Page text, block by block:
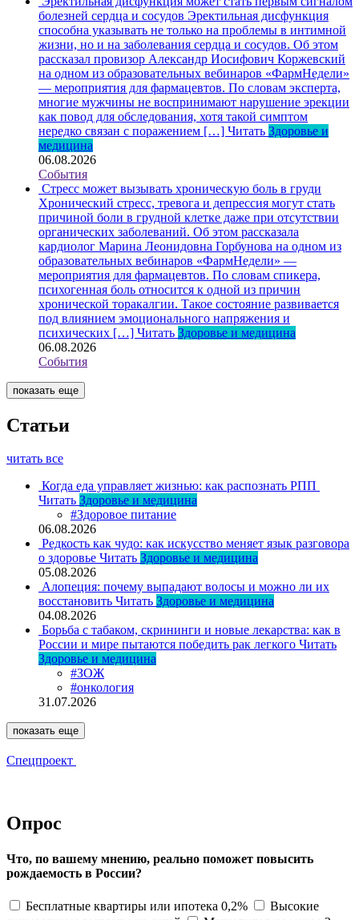
болезней сердца и сосудов Эректильная дисфункция
способна указывать не только на проблемы в интимной
жизни, но и на заболевания сердца и сосудов. Об этом
рассказал провизор Александр Иосифович Коржевский
на одном из образовательных вебинаров «ФармНедели»
— мероприятия для фармацевтов. По словам эксперта,
многие мужчины не воспринимают нарушение эрекции
как повод для обследования, хотя такой симптом
нередко связан с поражением […] Читать Здоровье и
медицина
06.08.2026
События
Стресс может вызывать хроническую боль в груди
Хронический стресс, тревога и депрессия могут стать
причиной боли в грудной клетке даже при отсутствии
органических заболеваний. Об этом рассказала
кардиолог Марина Леонидовна Горбунова на одном из
образовательных вебинаров «ФармНедели» —
мероприятия для фармацевтов. По словам спикера,
психогенная боль относится к одной из причин
хронической торакалгии. Такое состояние развивается
под влиянием эмоционального напряжения и
психических […] Читать Здоровье и медицина
06.08.2026
События
показать еще
Статьи
читать все
Когда еда управляет жизнью: как распознать РПП
Читать Здоровье и медицина
#Здоровое питание
06.08.2026
Редкость как чудо: как искусство меняет язык разговора
о здоровье Читать Здоровье и медицина
05.08.2026
Алопеция: почему выпадают волосы и можно ли их
восстановить Читать Здоровье и медицина
04.08.2026
Борьба с табаком, скрининги и новые лекарства: как в
России и мире пытаются победить рак легкого Читать
Здоровье и медицина
#ЗОЖ
#онкология
31.07.2026
показать еще
Спецпроект
Опрос
Что, по вашему мнению, реально поможет повысить
рождаемость в России?
Бесплатные квартиры или ипотека 0,2%
Высокие